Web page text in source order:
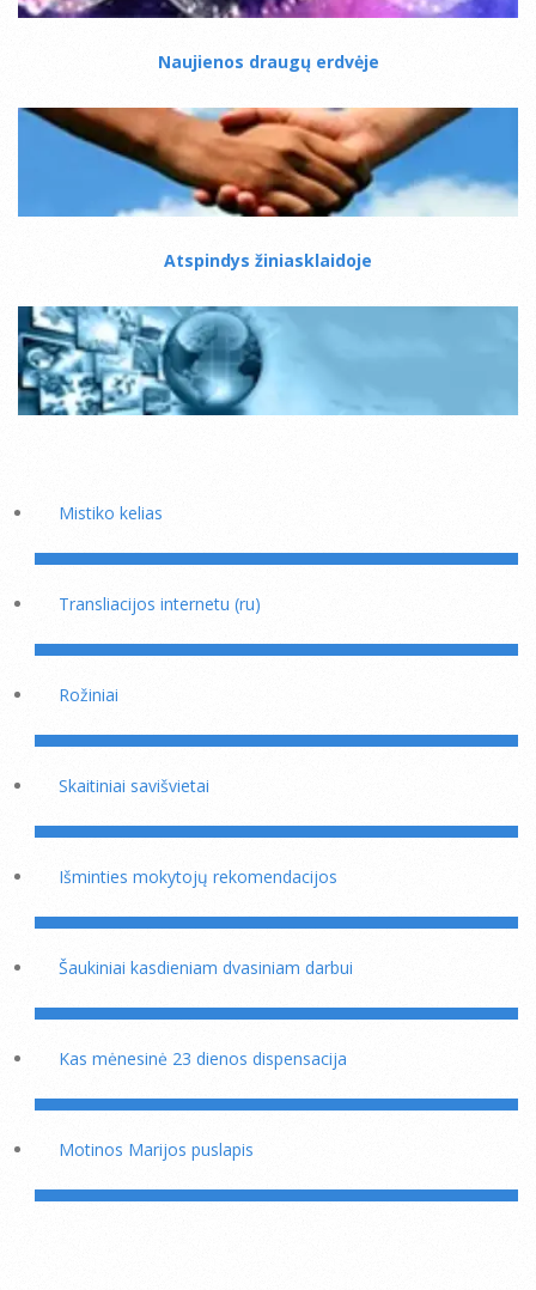
Naujienos draugų erdvėje
Atspindys žiniasklaidoje
Mistiko kelias
Transliacijos internetu (ru)
Rožiniai
Skaitiniai savišvietai
Išminties mokytojų rekomendacijos
Šaukiniai kasdieniam dvasiniam darbui
Kas mėnesinė 23 dienos dispensacija
Motinos Marijos puslapis